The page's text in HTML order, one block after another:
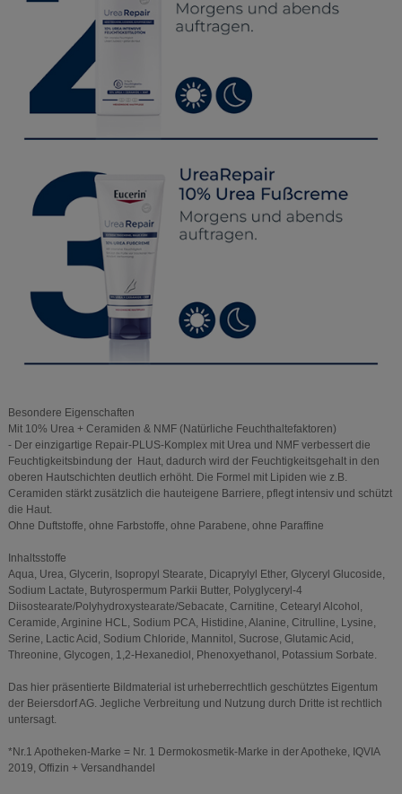
Besondere Eigenschaften
Mit 10% Urea + Ceramiden & NMF (Natürliche Feuchthaltefaktoren)
- Der einzigartige Repair-PLUS-Komplex mit Urea und NMF verbessert die
Feuchtigkeitsbindung der Haut, dadurch wird der Feuchtigkeitsgehalt in den
oberen Hautschichten deutlich erhöht. Die Formel mit Lipiden wie z.B.
Ceramiden stärkt zusätzlich die hauteigene Barriere, pflegt intensiv und schützt
die Haut.
Ohne Duftstoffe, ohne Farbstoffe, ohne Parabene, ohne Paraffine
Inhaltsstoffe
Aqua, Urea, Glycerin, Isopropyl Stearate, Dicaprylyl Ether, Glyceryl Glucoside,
Sodium Lactate, Butyrospermum Parkii Butter, Polyglyceryl-4
Diisostearate/Polyhydroxystearate/Sebacate, Carnitine, Cetearyl Alcohol,
Ceramide, Arginine HCL, Sodium PCA, Histidine, Alanine, Citrulline, Lysine,
Serine, Lactic Acid, Sodium Chloride, Mannitol, Sucrose, Glutamic Acid,
Threonine, Glycogen, 1,2-Hexanediol, Phenoxyethanol, Potassium Sorbate.
Das hier präsentierte Bildmaterial ist urheberrechtlich geschütztes Eigentum
der Beiersdorf AG. Jegliche Verbreitung und Nutzung durch Dritte ist rechtlich
untersagt.
*Nr.1 Apotheken-Marke = Nr. 1 Dermokosmetik-Marke in der Apotheke, IQVIA
2019, Offizin + Versandhandel